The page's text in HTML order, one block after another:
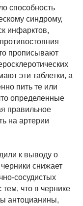
способность
синдрому,
инфарктов,
прописывают
эти таблетки, а
пить те или
определенные
правильное
на артерии
к выводу о
снижает
сосудистых
что в чернике
антоцианины,